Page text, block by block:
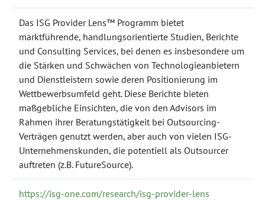
Das ISG Provider Lens™ Programm bietet
marktführende, handlungsorientierte Studien, Berichte
und Consulting Services, bei denen es insbesondere um
die Stärken und Schwächen von Technologieanbietern
und Dienstleistern sowie deren Positionierung im
Wettbewerbsumfeld geht. Diese Berichte bieten
maßgebliche Einsichten, die von den Advisors im
Rahmen ihrer Beratungstätigkeit bei Outsourcing-
Verträgen genutzt werden, aber auch von vielen ISG-
Unternehmenskunden, die potentiell als Outsourcer
auftreten (z.B. FutureSource).
https://isg-one.com/research/isg-provider-lens